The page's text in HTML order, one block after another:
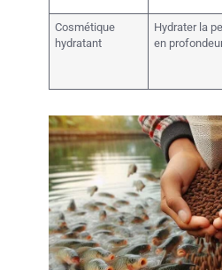
Cosmétique
hydratant
Hydrater la
en